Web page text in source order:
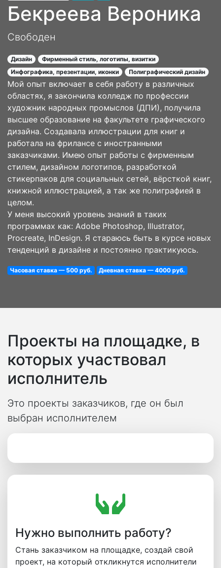
Бекреева Вероника
Свободен
Дизайн
Фирменный стиль, логотипы, визитки
Инфографика, презентации, иконки
Полиграфический дизайн
Мой опыт включает в себя работу в различных
областях, я закончила колледж по профессии
художник народных промыслов (ДПИ), получила
высшее образование на факультете графического
дизайна. Создавала иллюстрации для книг и
работала на фрилансе с иностранными
заказчиками. Имею опыт работы с фирменным
стилем, дизайном логотипов, разработкой
стикерпаков для социальных сетей, вёрсткой книг,
книжной иллюстрацией, а так же полиграфией в
целом.
У меня высокий уровень знаний в таких
программах как: Adobe Photoshop, Illustrator,
Procreate, InDesign. Я стараюсь быть в курсе новых
тенденций в дизайне и постоянно практикуюсь.
Часовая ставка — 500 руб. Дневная ставка — 4000 руб.
Проекты на площадке, в
которых участвовал
исполнитель
Это проекты заказчиков, где он был
выбран исполнителем
Нужно выполнить работу?
Стань заказчиком на площадке, создай свой
проект, на который откликнутся исполнители